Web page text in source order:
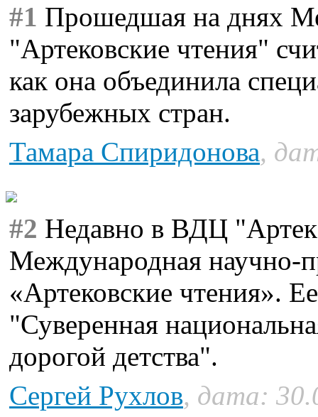
#1 Прошедшая на днях
"Артековские чтения"
как она объединила
зарубежных стран.
Тамара Спиридонова,
#2 Недавно в ВДЦ
Международная научно-
«Артековские чтения».
"Суверенная
дорогой детства".
Сергей Рухлов, дата: